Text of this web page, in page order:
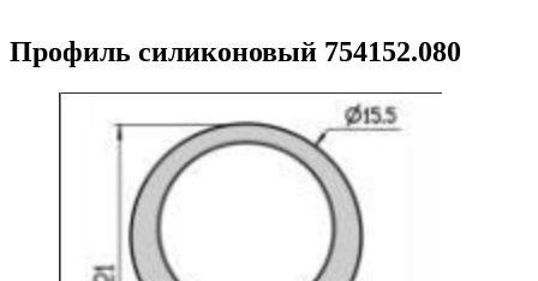
Профиль силиконовый 754152.080